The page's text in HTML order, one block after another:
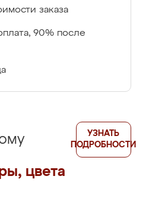
заказа
90% после
цвета
УЗНАТЬ
ПОДРОБНОСТИ